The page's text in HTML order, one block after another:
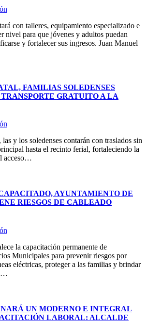
con talleres, equipamiento especializado e
nivel para que jóvenes y adultos puedan
y fortalecer sus ingresos. Juan Manuel
FAMILIAS SOLEDENSES
GRATUITO A LA
y los soledenses contarán con traslados sin
hasta el recinto ferial, fortaleciendo la
acceso…
AYUNTAMIENTO DE
RIESGOS DE CABLEADO
la capacitación permanente de
Municipales para prevenir riesgos por
eléctricas, proteger a las familias y brindar
UN MODERNO E INTEGRAL
LABORAL: ALCALDE